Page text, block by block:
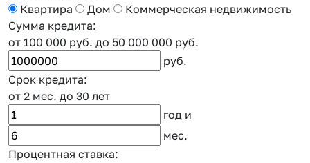
Квартира
Дом
Коммерческая недвижимость
Сумма кредита:
от 100 000 руб. до 50 000 000 руб.
руб.
Срок кредита:
от 2 мес. до 30 лет
год и
мес.
Процентная ставка: